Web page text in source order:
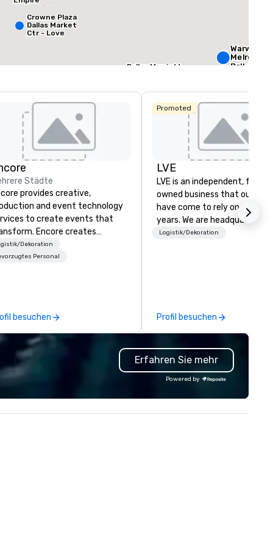
Warwick
Melrose -
Dallas
Crowne Plaza
Dallas Market
Ctr - Love
Medical/Market
Center
Dallas Marriott
Center
Central/Dallas
Städte
provides creative,
and event technology
to create events that
Encore creates
event experiences
engage and transform
deliver real results
strategy and creative,
technology, digital,
staging, and
solutions for hybrid, virtual
Dekoration
Personal
besuchen
Promoted
LVE
LVE is an independent, family
owned business that our
have come to rely on for
years. We are headquartered
Las Vegas and have satellite
contracting, custom exhibit
building, graphic design,
and logistics. We are able to
troubleshoot any problem
our extensive knowledge and
implement the right
Logistik/Dekoration
Profil besuchen
Erfahren Sie mehr
Powered by